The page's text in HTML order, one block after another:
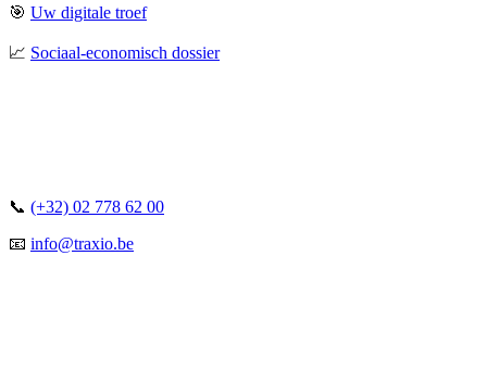
🎯 Uw digitale troef
📈 Sociaal-economisch dossier
📞 (+32) 02 778 62 00
📧 info@traxio.be